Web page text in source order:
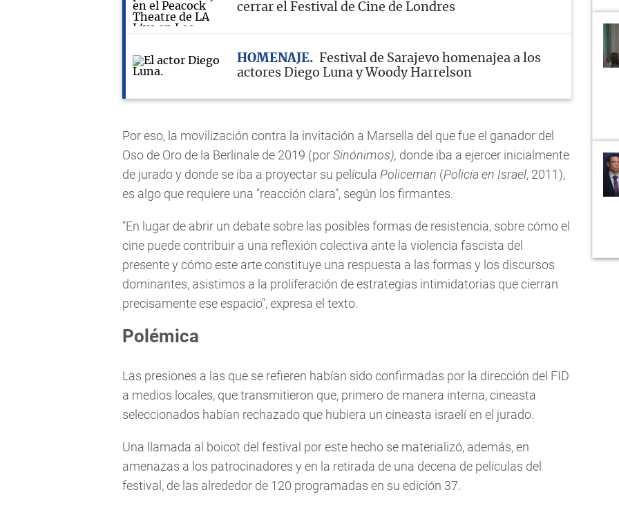
cerrar el Festival de Cine de Londres
HOMENAJE
Festival de Sarajevo homenajea a los
actores Diego Luna y Woody Harrelson
Por eso, la movilización contra la invitación a Marsella del que fue el ganador del
Oso de Oro de la Berlinale de 2019 (porSinónimos), donde iba a ejercer inicialmente
de jurado y donde se iba a proyectar su película Policeman (Policía en Israel, 2011),
es algo que requiere una "reacción clara", según los firmantes.
"En lugar de abrir un debate sobre las posibles formas de resistencia, sobre cómo el
cine puede contribuir a una reflexión colectiva ante la violencia fascista del
presente y cómo este arte constituye una respuesta a las formas y los discursos
dominantes, asistimos a la proliferación de estrategias intimidatorias que cierran
precisamente ese espacio", expresa el texto.
Polémica
Las presiones a las que se refieren habían sido confirmadas por la dirección del FID
a medios locales, que transmitieron que, primero de manera interna, cineasta
seleccionados habían rechazado que hubiera un cineasta israelí en el jurado.
Una llamada al boicot del festival por este hecho se materializó, además, en
amenazas a los patrocinadores y en la retirada de una decena de películas del
festival, de las alrededor de 120 programadas en su edición 37.